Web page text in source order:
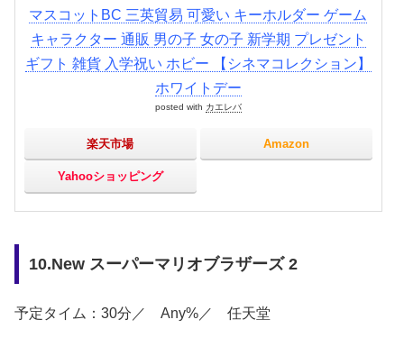
マスコットBC 三英貿易 可愛い キーホルダー ゲーム
キャラクター 通販 男の子 女の子 新学期 プレゼント
ギフト 雑貨 入学祝い ホビー 【シネマコレクション】
ホワイトデー
posted with カエレバ
楽天市場 Amazon
Yahooショッピング
10.New スーパーマリオブラザーズ 2
予定タイム：30分／ Any%／ 任天堂